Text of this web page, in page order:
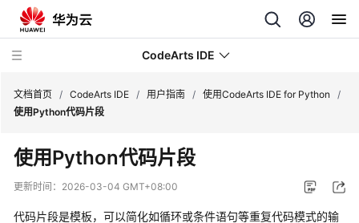
CodeArts IDE
新
动
文档首页 / CodeArts IDE / 用户指南 / 使用CodeArts IDE for Python
/
使用Python代码片段
使用Python代码片段
更新时间： 2026-03-04 GMT+08:00
代码片段是模板，可以简化如循环或条件语句等重复代码模式的输